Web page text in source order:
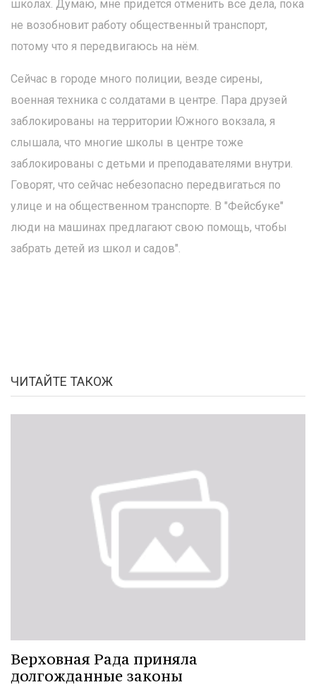
школах. Думаю, мне придётся отменить все дела, пока
не возобновит работу общественный транспорт,
потому что я передвигаюсь на нём.
Сейчас в городе много полиции, везде сирены,
военная техника с солдатами в центре. Пара друзей
заблокированы на территории Южного вокзала, я
слышала, что многие школы в центре тоже
заблокированы с детьми и преподавателями внутри.
Говорят, что сейчас небезопасно передвигаться по
улице и на общественном транспорте. В "Фейсбуке"
люди на машинах предлагают свою помощь, чтобы
забрать детей из школ и садов".
ЧИТАЙТЕ ТАКОЖ
Верховная Рада приняла
долгожданные законы